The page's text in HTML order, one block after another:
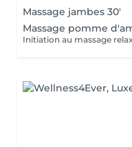
Massage jambes 30'
Massage pomme